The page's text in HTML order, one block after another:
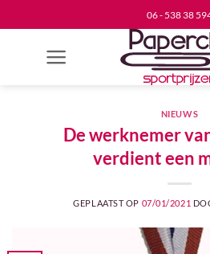
naar
06 - 538 38
NIEUWS
De werknemer
verdient een
GEPLAATST OP 07/01/2021